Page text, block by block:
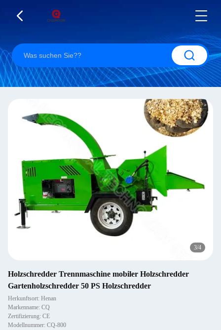
4/4
Holzschredder Trennmaschine mobiler Holzschredder
Gartenholzschredder 50 PS Holzschredder
Herkunftsort: Henan
Markenname: CQ
Zertifizierung: CE
Modellnummer: CQ-800